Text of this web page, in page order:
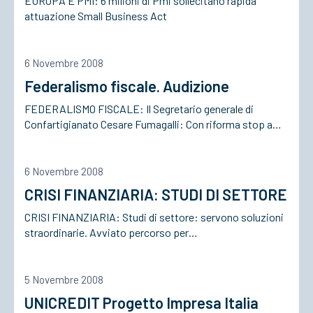
attuazione Small Business Act
6 Novembre 2008
Federalismo fiscale. Audizione
FEDERALISMO FISCALE: Il Segretario generale di
Confartigianato Cesare Fumagalli: Con riforma stop a…
6 Novembre 2008
CRISI FINANZIARIA: STUDI DI SETTORE
CRISI FINANZIARIA: Studi di settore: servono soluzioni
straordinarie. Avviato percorso per…
5 Novembre 2008
UNICREDIT Progetto Impresa Italia